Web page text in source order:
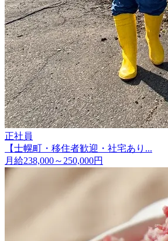
正社員
【士幌町・移住者歓迎・社宅あり...
月給238,000～250,000円